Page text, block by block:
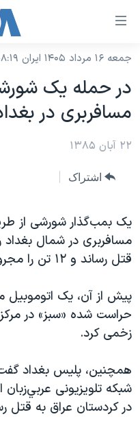
لینکهای
دسترسی
جهش
محتوای
اصلی
جهش
اصلی
جهش
به
جستجو
نسخه سبک وب‌سایت
موضوع ها
ایران
آمریکا
ورزشی
گزیده‌ها
ویدیوها
فرهنگ و زندگی
اقتصادی
علم و فناوری
برنامه های تلویزیونی
جدول برنامه ها
جام جهانی ۲۰۲۶
عملیات خشم حماسی
بایگانی برنامه‌های تلویزیونی
مستندها
حمله جمهوری اسلامی به
رمز مهسا
فرکانس‌های صدای آمریکا
پخش رادیویی
دنبال کنید
زبانهای مختلف
جمعه ۱۶ مرداد ۱۴۰۵ ایران ۰۸:۱۹
در حمله يک
مسافربری در
۲۲ آبان ۱۳۸۵
اشتراک
يک بمب‌گذار شورشی از
مسافربری در شمال بغداد
قتل رساند و ۱۲ تن را مجروح کرد.
پيش از آن، يک
حراست شده «سبز» در
زخمی کرد.
همچنين، پليس بغداد
شبکه تلويزيونی
در کردستان عراق به قتل